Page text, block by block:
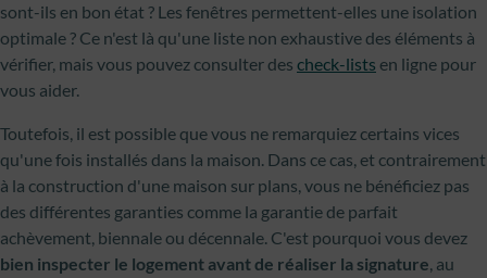
sont-ils en bon état ? Les fenêtres permettent-elles une isolation
optimale ? Ce n'est là qu'une liste non exhaustive des éléments à
vérifier, mais vous pouvez consulter des check-lists en ligne pour
vous aider.
Toutefois, il est possible que vous ne remarquiez certains vices
qu'une fois installés dans la maison. Dans ce cas, et contrairement
à la construction d'une maison sur plans, vous ne bénéficiez pas
des différentes garanties comme la garantie de parfait
achèvement, biennale ou décennale. C'est pourquoi vous devez
bien inspecter le logement avant de réaliser la signature, au